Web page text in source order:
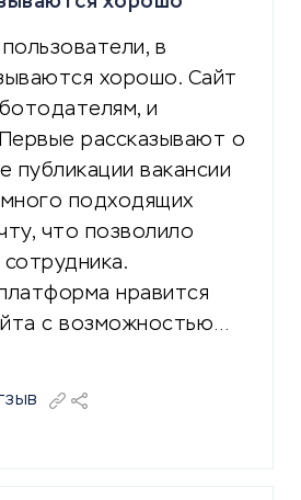
в
хорошо. Сайт
и
рассказывают о
публикации вакансии
подходящих
что позволило
нравится
с возможностью…